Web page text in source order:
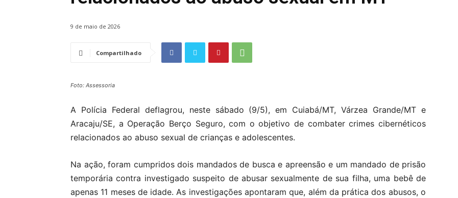
9 de maio de 2026
Compartilhado
Foto: Assessoria
A Polícia Federal deflagrou, neste sábado (9/5), em Cuiabá/MT, Várzea Grande/MT e
Aracaju/SE, a Operação Berço Seguro, com o objetivo de combater crimes cibernéticos
relacionados ao abuso sexual de crianças e adolescentes.
Na ação, foram cumpridos dois mandados de busca e apreensão e um mandado de prisão
temporária contra investigado suspeito de abusar sexualmente de sua filha, uma bebê de
apenas 11 meses de idade. As investigações apontaram que, além da prática dos abusos, o